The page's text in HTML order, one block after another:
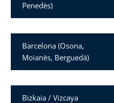
Penedès)
Barcelona (Osona,
Moianès, Berguedà)
Bizkaia / Vizcaya